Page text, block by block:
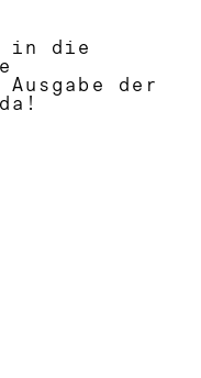
in die
Ausgabe der